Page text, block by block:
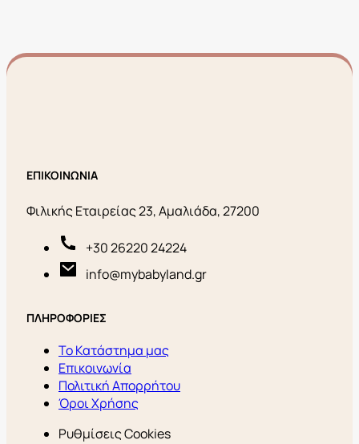
ΕΠΙΚΟΙΝΩΝΙΑ
Φιλικής Εταιρείας 23, Αμαλιάδα, 27200
+30 26220 24224
info@mybabyland.gr
ΠΛΗΡΟΦΟΡΙΕΣ
Το Κατάστημα μας
Επικοινωνία
Πολιτική Απορρήτου
Όροι Χρήσης
Ρυθμίσεις Cookies